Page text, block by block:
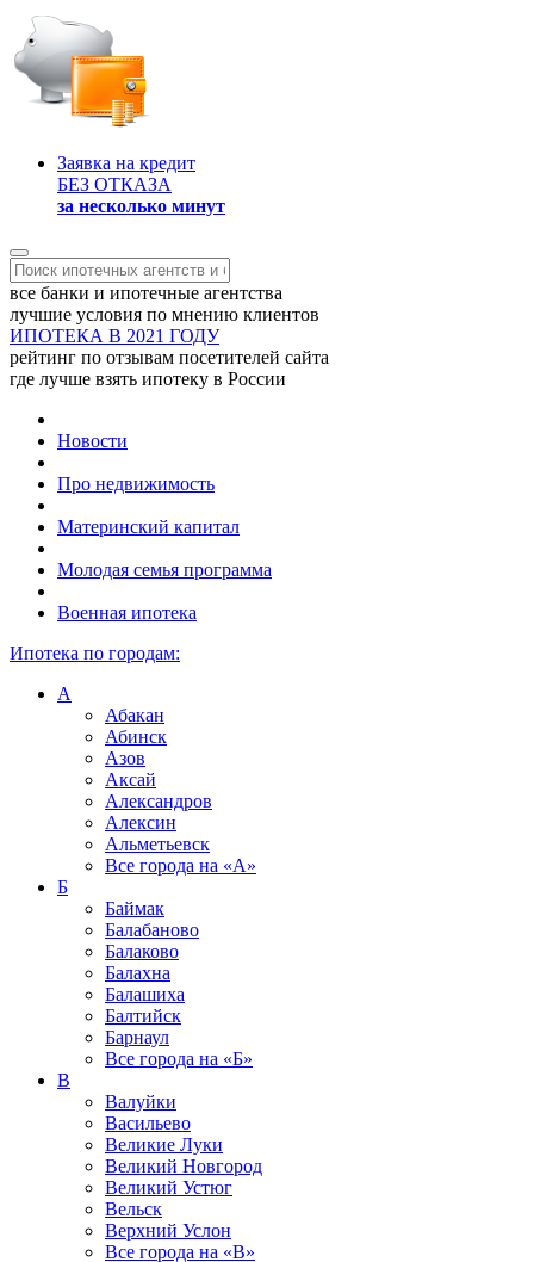
Заявка на кредит
БЕЗ ОТКАЗА
за несколько минут
все банки и ипотечные агентства
лучшие условия по мнению клиентов
ИПОТЕКА В 2021 ГОДУ
рейтинг по отзывам посетителей сайта
где лучше взять ипотеку в России
Новости
Про недвижимость
Материнский капитал
Молодая семья программа
Военная ипотека
Ипотека по городам:
А
Абакан
Абинск
Азов
Аксай
Александров
Алексин
Альметьевск
Все города на «А»
Б
Баймак
Балабаново
Балаково
Балахна
Балашиха
Балтийск
Барнаул
Все города на «Б»
В
Валуйки
Васильево
Великие Луки
Великий Новгород
Великий Устюг
Вельск
Верхний Услон
Все города на «В»